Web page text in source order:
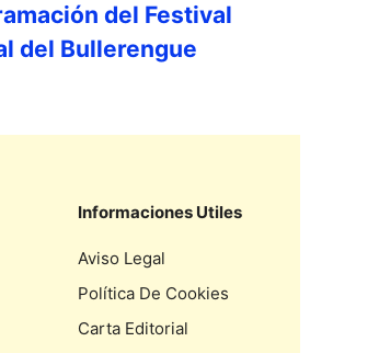
del Festival
del Bullerengue
Informaciones Utiles
Aviso Legal
Política De Cookies
Carta Editorial